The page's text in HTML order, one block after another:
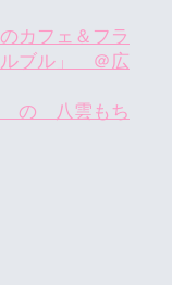
カフェ＆フラ
ブル」 ＠広
の 八雲もち